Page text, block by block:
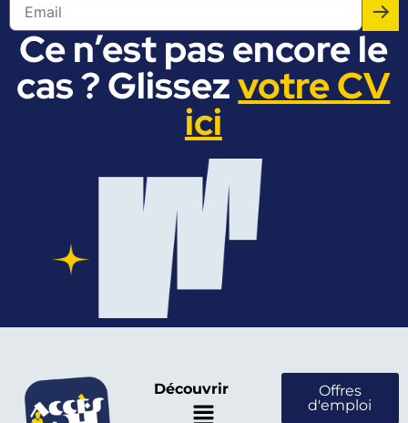
Ce n’est pas encore le
cas ? Glissezvotre CV
ici
Découvrir
Offres
d'emploi